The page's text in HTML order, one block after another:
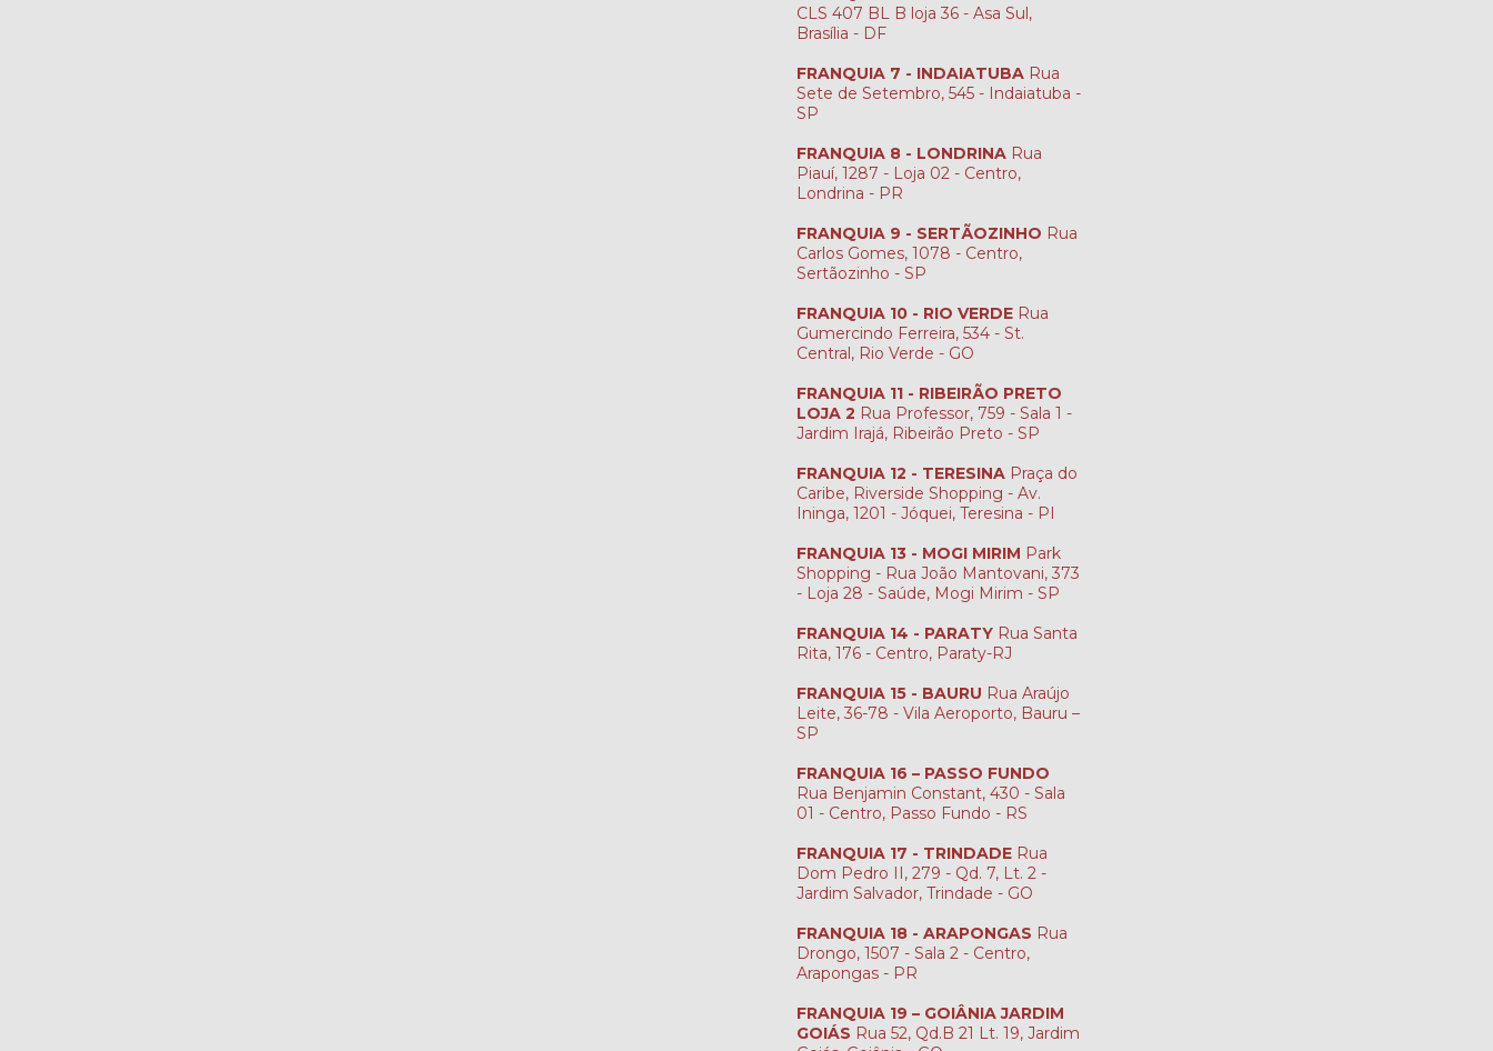
CLS 407 BL B loja 36 - Asa Sul,
Brasília - DF
FRANQUIA 7 - INDAIATUBA Rua
Sete de Setembro, 545 - Indaiatuba -
SP
FRANQUIA 8 - LONDRINA Rua
Piauí, 1287 - Loja 02 - Centro,
Londrina - PR
FRANQUIA 9 - SERTÃOZINHO Rua
Carlos Gomes, 1078 - Centro,
Sertãozinho - SP
FRANQUIA 10 - RIO VERDE Rua
Gumercindo Ferreira, 534 - St.
Central, Rio Verde - GO
FRANQUIA 11 - RIBEIRÃO PRETO
LOJA 2 Rua Professor, 759 - Sala 1 -
Jardim Irajá, Ribeirão Preto - SP
FRANQUIA 12 - TERESINA Praça do
Caribe, Riverside Shopping - Av.
Ininga, 1201 - Jóquei, Teresina - PI
FRANQUIA 13 - MOGI MIRIM Park
Shopping - Rua João Mantovani, 373
- Loja 28 - Saúde, Mogi Mirim - SP
FRANQUIA 14 - PARATY Rua Santa
Rita, 176 - Centro, Paraty-RJ
FRANQUIA 15 - BAURU Rua Araújo
Leite, 36-78 - Vila Aeroporto, Bauru –
SP
FRANQUIA 16 – PASSO FUNDO
Rua Benjamin Constant, 430 - Sala
01 - Centro, Passo Fundo - RS
FRANQUIA 17 - TRINDADE Rua
Dom Pedro II, 279 - Qd. 7, Lt. 2 -
Jardim Salvador, Trindade - GO
FRANQUIA 18 - ARAPONGAS Rua
Drongo, 1507 - Sala 2 - Centro,
Arapongas - PR
FRANQUIA 19 – GOIÂNIA JARDIM
GOIÁS Rua 52, Qd.B 21 Lt. 19, Jardim